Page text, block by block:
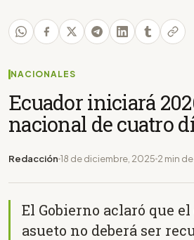
NACIONALES
Ecuador iniciará
nacional de cuatro
Redacción 18 de diciembre, 2025 2 min
El Gobierno aclaró que
asueto no deberá ser